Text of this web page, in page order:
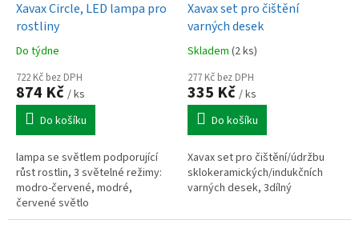
Xavax Circle, LED lampa pro
rostliny
Do týdne
722 Kč bez DPH
874 Kč / ks
Do košíku
lampa se světlem podporující
růst rostlin, 3 světelné režimy:
modro-červené, modré,
červené světlo
Xavax set pro čištění
varných desek
Skladem (2 ks)
277 Kč bez DPH
335 Kč / ks
Do košíku
Xavax set pro čištění/údržbu
sklokeramických/indukčních
varných desek, 3dílný